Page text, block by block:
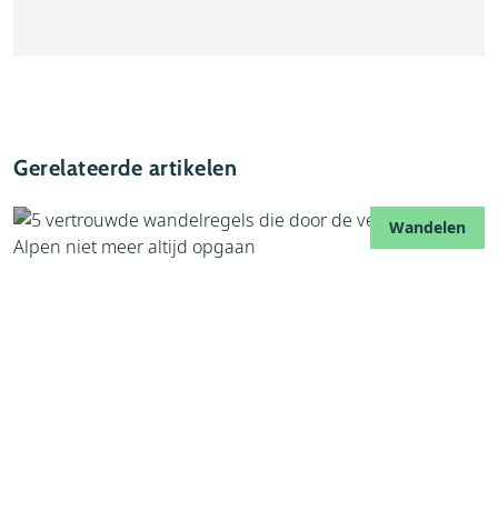
Gerelateerde artikelen
Wandelen